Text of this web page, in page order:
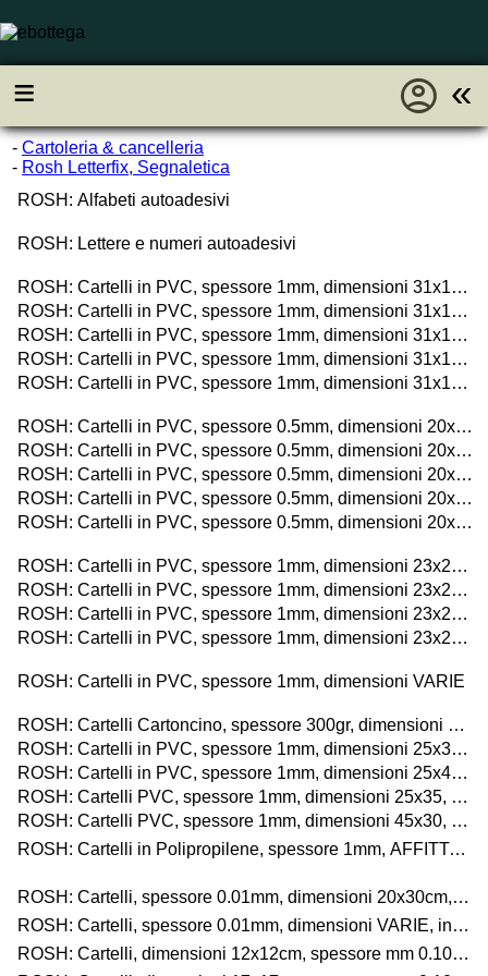
≡ «
account_circle
- Cartoleria & cancelleria
- Rosh Letterfix, Segnaletica
ROSH: Alfabeti autoadesivi
ROSH: Lettere e numeri autoadesivi
ROSH: Cartelli in PVC, spessore 1mm, dimensioni 31x14cm, di pericolo
ROSH: Cartelli in PVC, spessore 1mm, dimensioni 31x14cm, di sicurezza
ROSH: Cartelli in PVC, spessore 1mm, dimensioni 31x14cm, di divieto
ROSH: Cartelli in PVC, spessore 1mm, dimensioni 31x14cm, d'obbligo
ROSH: Cartelli in PVC, spessore 1mm, dimensioni 31x14cm, d'informazione
ROSH: Cartelli in PVC, spessore 0.5mm, dimensioni 20x30cm, di pericolo
ROSH: Cartelli in PVC, spessore 0.5mm, dimensioni 20x30cm, di sicurezza
ROSH: Cartelli in PVC, spessore 0.5mm, dimensioni 20x30cm, di divieto
ROSH: Cartelli in PVC, spessore 0.5mm, dimensioni 20x30cm, d'obbligo
ROSH: Cartelli in PVC, spessore 0.5mm, dimensioni 20x30cm, d'informazione
ROSH: Cartelli in PVC, spessore 1mm, dimensioni 23x29cm, di pericolo
ROSH: Cartelli in PVC, spessore 1mm, dimensioni 23x29cm, di sicurezza
ROSH: Cartelli in PVC, spessore 1mm, dimensioni 23x29cm, di divieto
ROSH: Cartelli in PVC, spessore 1mm, dimensioni 23x29cm, d'obbligo
ROSH: Cartelli in PVC, spessore 1mm, dimensioni VARIE
ROSH: Cartelli Cartoncino, spessore 300gr, dimensioni 20x30, AFFITTASI e VENDESI
ROSH: Cartelli in PVC, spessore 1mm, dimensioni 25x35cm, stradali e condominiali
ROSH: Cartelli in PVC, spessore 1mm, dimensioni 25x45cm, stradali e condominiali
ROSH: Cartelli PVC, spessore 1mm, dimensioni 25x35, AFFITTASI e VENDESI
ROSH: Cartelli PVC, spessore 1mm, dimensioni 45x30, AFFITTASI e VENDESI
ROSH: Cartelli in Polipropilene, spessore 1mm, AFFITTASI e VENDESI,
ROSH: Cartelli, spessore 0.01mm, dimensioni 20x30cm, in
ROSH: Cartelli, spessore 0.01mm, dimensioni VARIE, in
ROSH: Cartelli, dimensioni 12x12cm, spessore mm 0.10,